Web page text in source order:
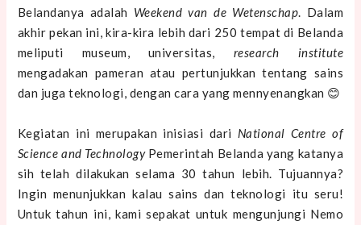
Belandanya adalah Weekend van de Wetenschap. Dalam
akhir pekan ini, kira-kira lebih dari 250 tempat di Belanda
meliputi museum, universitas, research institute
mengadakan pameran atau pertunjukkan tentang sains
dan juga teknologi, dengan cara yang mennyenangkan 😊
Kegiatan ini merupakan inisiasi dari National Centre of
Science and TechnologyPemerintah Belanda yang katanya
sih telah dilakukan selama 30 tahun lebih. Tujuannya?
Ingin menunjukkan kalau sains dan teknologi itu seru!
Untuk tahun ini, kami sepakat untuk mengunjungi Nemo